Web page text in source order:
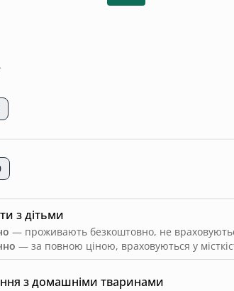
з домашніми тваринами
з дітьми
— проживають безкоштовно, не
— за повною ціною, враховуються у